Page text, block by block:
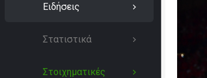
Ειδήσεις
Στατιστικά
Στοιχηματικές